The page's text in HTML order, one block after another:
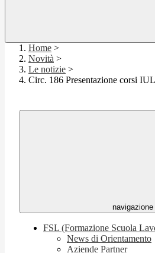
Home >
Novità >
Le notizie >
Circ. 186 Presentazione corsi
navigazione
FSL (Formazione Scuola
News di Orientamento
Aziende Partner